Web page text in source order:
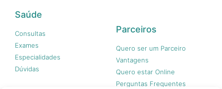
Saúde
Consultas
Exames
Especialidades
Dúvidas
Parceiros
Quero ser um Parceiro
Vantagens
Quero estar Online
Perguntas Frequentes